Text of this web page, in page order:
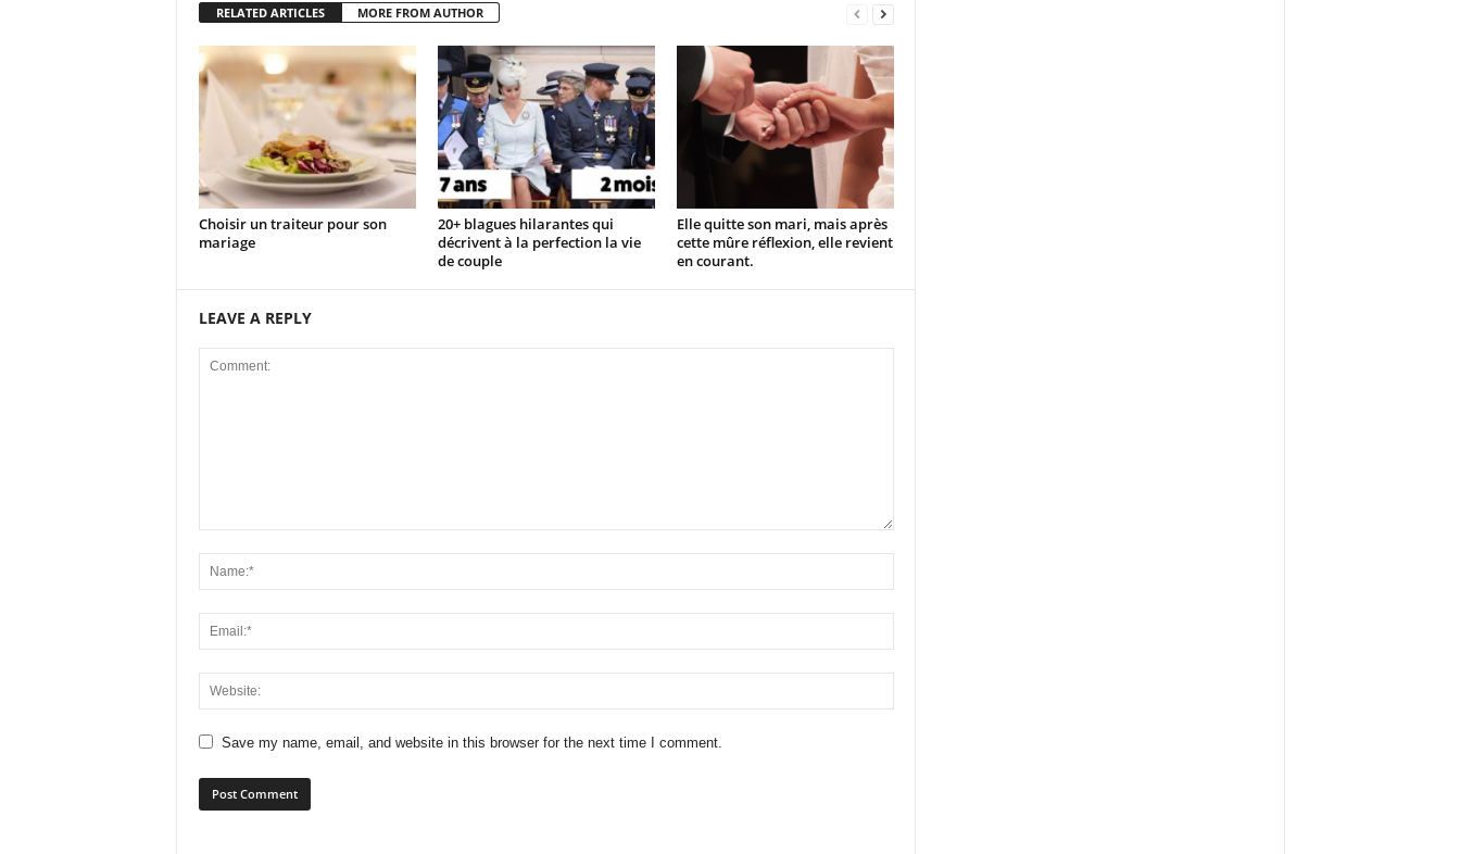
RELATED ARTICLES MORE FROM AUTHOR
Choisir un traiteur pour son
mariage
20+ blagues hilarantes qui
décrivent à la perfection la vie
de couple
Elle quitte son mari, mais après
cette mûre réflexion, elle revient
en courant.
LEAVE A REPLY
Save my name, email, and website in this browser for the next time I comment.